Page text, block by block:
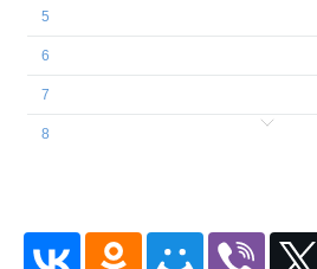
5
6
7
8
11